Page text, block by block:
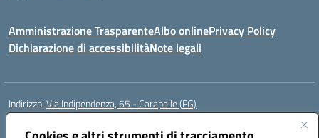
Amministrazione TrasparenteAlbo onlinePrivacy Policy
Dichiarazione di accessibilitàNote legali
Indirizzo:Via Indipendenza, 65 - Carapelle (FG)
Centralino:
Posta elettronica certificata (PEC):fgic822001@pec.istruzione.it